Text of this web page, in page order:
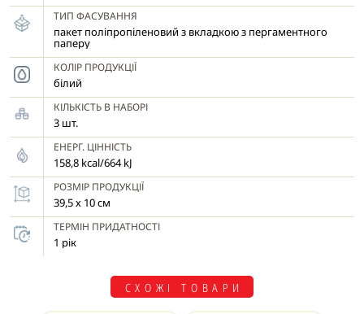
ТИП ФАСУВАННЯ
пакет поліпропіленовий з вкладкою з пергаментного
паперу
КОЛІР ПРОДУКЦІЇ
білий
КІЛЬКІСТЬ В НАБОРІ
3 шт.
ЕНЕРГ. ЦІННІСТЬ
158,8 kcal/664 kJ
РОЗМІР ПРОДУКЦІЇ
39,5 х 10 см
ТЕРМІН ПРИДАТНОСТІ
1 рік
СХОЖІ ТОВАРИ